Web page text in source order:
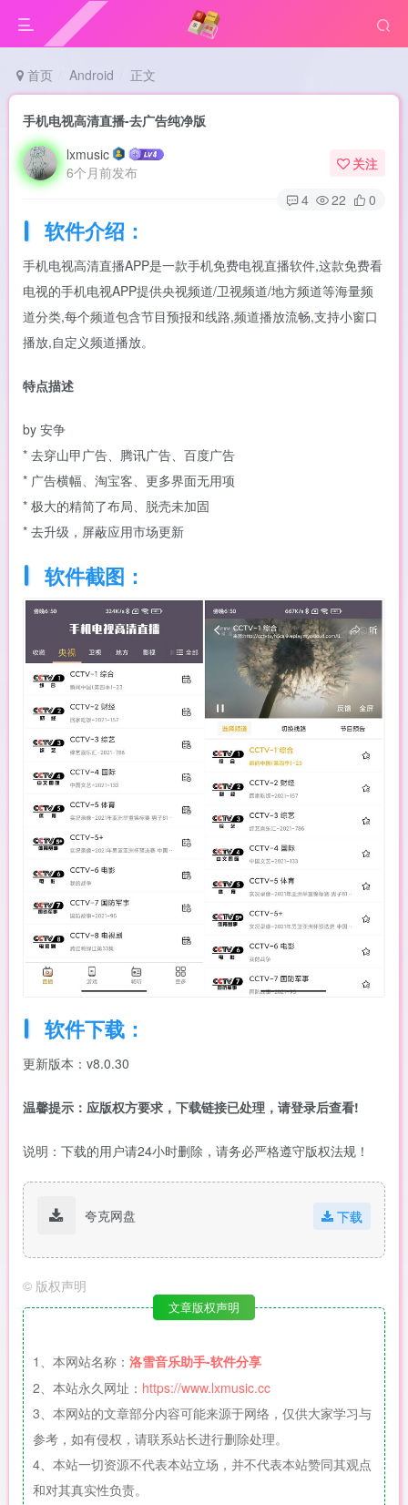
首页 Android 正文
手机电视高清直播-去广告纯净版
lxmusic
6个月前发布
关注
4
22 0
软件介绍：
手机电视高清直播APP是一款手机免费电视直播软件,这款免费看
电视的手机电视APP提供央视频道/卫视频道/地方频道等海量频
道分类,每个频道包含节目预报和线路,频道播放流畅,支持小窗口
播放,自定义频道播放。
特点描述
by 安争
* 去穿山甲广告、腾讯广告、百度广告
* 广告横幅、淘宝客、更多界面无用项
* 极大的精简了布局、脱壳未加固
* 去升级，屏蔽应用市场更新
软件截图：
软件下载：
更新版本：v8.0.30
温馨提示：应版权方要求，下载链接已处理，请登录后查看!
说明：下载的用户请24小时删除，请务必严格遵守版权法规！
夸克网盘 下载
© 版权声明
文章版权声明
1、本网站名称： 洛雪音乐助手-软件分享
2、本站永久网址： https://www.lxmusic.cc
3、本网站的文章部分内容可能来源于网络，仅供大家学习与
参考，如有侵权，请联系站长进行删除处理。
4、本站一切资源不代表本站立场，并不代表本站赞同其观点
和对其真实性负责。